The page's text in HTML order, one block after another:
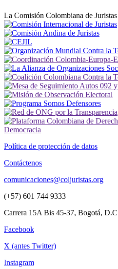
La Comisión Colombiana de Juristas
Política de protección de datos
Contáctenos
comunicaciones@coljuristas.org
(+57) 601 744 9333
Carrera 15A Bis 45-37, Bogotá,
Facebook
X (antes Twitter)
Instagram